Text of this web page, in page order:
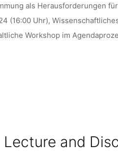
als Herausforderungen
(16:00 Uhr),
Workshop im
and